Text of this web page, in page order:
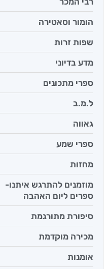
הומור וסאטירה
שפות זרות
מדע בדיוני
ספרי מתכונים
ל.מ.ב
גאווה
ספרי שמע
מחזות
מוזמנים להתרגש איתנו-
ספרים ליום האהבה
סיפורת מתורגמת
מכירה מוקדמת
אומנות